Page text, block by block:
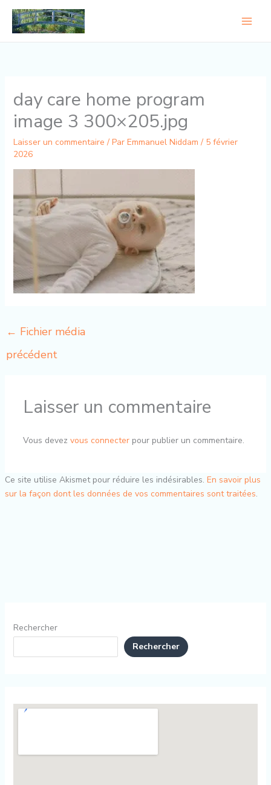
Aller
contenu
day care home program
image 3 300×205.jpg
Laisser un commentaire / Par Emmanuel Niddam / 5 février
2026
← Fichier média
précédent
Laisser un commentaire
Vous devez vous connecterpour publier un commentaire.
Ce site utilise Akismet pour réduire les indésirables. En savoir plus
sur la façon dont les données de vos commentaires sont traitées.
Rechercher
Rechercher